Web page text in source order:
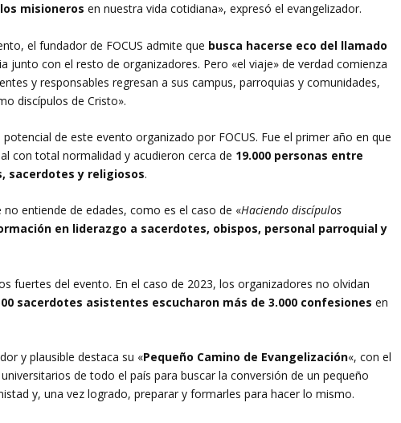
misioneros en nuestra vida cotidiana», expresó el evangelizador.
el fundador de FOCUS admite que busca hacerse eco del llamado
junto con el resto de organizadores. Pero «el viaje» de verdad comienza
y responsables regresan a sus campus, parroquias y comunidades,
discípulos de Cristo».
de este evento organizado por FOCUS. Fue el primer año en que
con total normalidad y acudieron cerca de 19.000 personas entre
sacerdotes y religiosos.
entiende de edades, como es el caso de «Haciendo discípulos
en liderazgo a sacerdotes, obispos, personal parroquial y
fuertes del evento. En el caso de 2023, los organizadores no olvidan
sacerdotes asistentes escucharon más de 3.000 confesiones en
y plausible destaca su «Pequeño Camino de Evangelización«, con el
de todo el país para buscar la conversión de un pequeño
y, una vez logrado, preparar y formarles para hacer lo mismo.